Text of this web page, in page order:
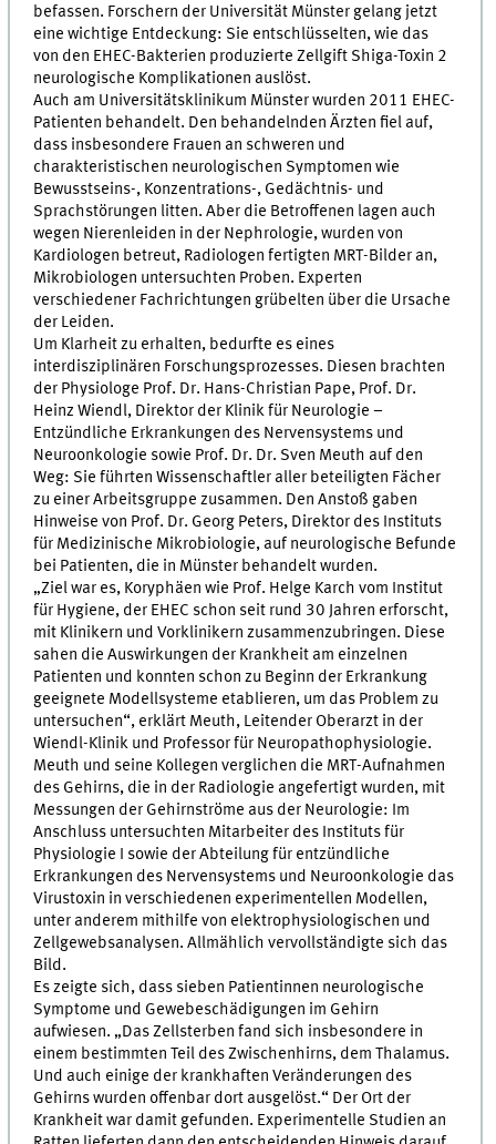
befassen. Forschern der Universität Münster gelang jetzt
eine wichtige Entdeckung: Sie entschlüsselten, wie das
von den EHEC-Bakterien produzierte Zellgift Shiga-Toxin 2
neurologische Komplikationen auslöst.
Auch am Universitätsklinikum Münster wurden 2011 EHEC-
Patienten behandelt. Den behandelnden Ärzten fiel auf,
dass insbesondere Frauen an schweren und
charakteristischen neurologischen Symptomen wie
Bewusstseins-, Konzentrations-, Gedächtnis- und
Sprachstörungen litten. Aber die Betroffenen lagen auch
wegen Nierenleiden in der Nephrologie, wurden von
Kardiologen betreut, Radiologen fertigten MRT-Bilder an,
Mikrobiologen untersuchten Proben. Experten
verschiedener Fachrichtungen grübelten über die Ursache
der Leiden.
Um Klarheit zu erhalten, bedurfte es eines
interdisziplinären Forschungsprozesses. Diesen brachten
der Physiologe Prof. Dr. Hans-Christian Pape, Prof. Dr.
Heinz Wiendl, Direktor der Klinik für Neurologie –
Entzündliche Erkrankungen des Nervensystems und
Neuroonkologie sowie Prof. Dr. Dr. Sven Meuth auf den
Weg: Sie führten Wissenschaftler aller beteiligten Fächer
zu einer Arbeitsgruppe zusammen. Den Anstoß gaben
Hinweise von Prof. Dr. Georg Peters, Direktor des Instituts
für Medizinische Mikrobiologie, auf neurologische Befunde
bei Patienten, die in Münster behandelt wurden.
„Ziel war es, Koryphäen wie Prof. Helge Karch vom Institut
für Hygiene, der EHEC schon seit rund 30 Jahren erforscht,
mit Klinikern und Vorklinikern zusammenzubringen. Diese
sahen die Auswirkungen der Krankheit am einzelnen
Patienten und konnten schon zu Beginn der Erkrankung
geeignete Modellsysteme etablieren, um das Problem zu
untersuchen“, erklärt Meuth, Leitender Oberarzt in der
Wiendl-Klinik und Professor für Neuropathophysiologie.
Meuth und seine Kollegen verglichen die MRT-Aufnahmen
des Gehirns, die in der Radiologie angefertigt wurden, mit
Messungen der Gehirnströme aus der Neurologie: Im
Anschluss untersuchten Mitarbeiter des Instituts für
Physiologie I sowie der Abteilung für entzündliche
Erkrankungen des Nervensystems und Neuroonkologie das
Virustoxin in verschiedenen experimentellen Modellen,
unter anderem mithilfe von elektrophysiologischen und
Zellgewebsanalysen. Allmählich vervollständigte sich das
Bild.
Es zeigte sich, dass sieben Patientinnen neurologische
Symptome und Gewebeschädigungen im Gehirn
aufwiesen. „Das Zellsterben fand sich insbesondere in
einem bestimmten Teil des Zwischenhirns, dem Thalamus.
Und auch einige der krankhaften Veränderungen des
Gehirns wurden offenbar dort ausgelöst.“ Der Ort der
Krankheit war damit gefunden. Experimentelle Studien an